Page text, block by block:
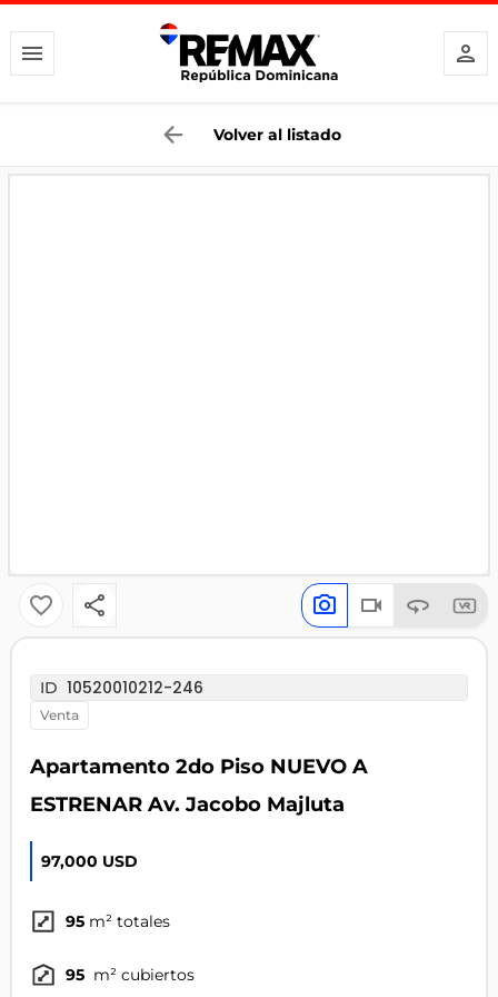
Volver al listado
ID 10520010212-246
venta
Apartamento 2do Piso NUEVO A
ESTRENAR Av. Jacobo Majluta
97,000 USD
95 m² totales
95 m² cubiertos